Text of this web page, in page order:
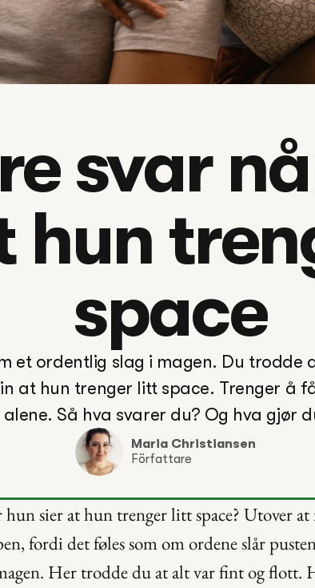
svar
hun
space
et ordentlig slag i magen. Du trodde
at hun trenger litt space. Trenger å
Maria Christiansen
Författare
sier at hun trenger litt space? Utover
fordi det føles som om ordene slår
Her trodde du at alt var fint og flott.